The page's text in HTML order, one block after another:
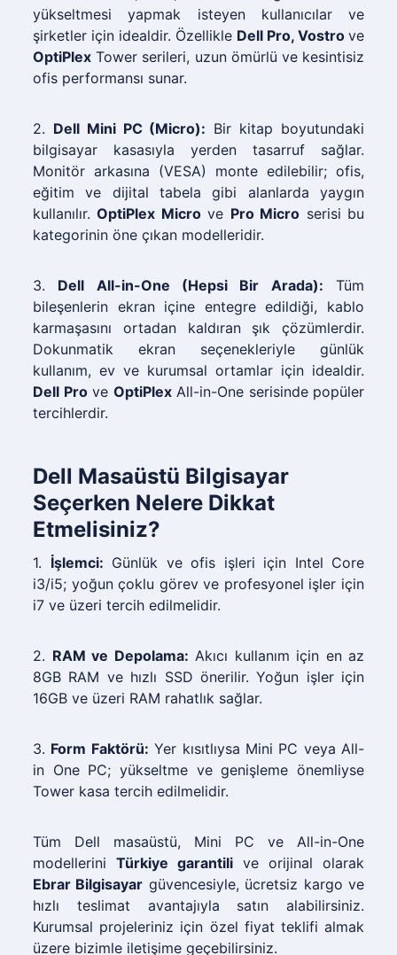
yükseltmesi yapmak isteyen kullanıcılar ve
şirketler için idealdir. Özellikle Dell Pro, Vostro ve
OptiPlex Tower serileri, uzun ömürlü ve kesintisiz
ofis performansı sunar.
2. Dell Mini PC (Micro): Bir kitap boyutundaki
bilgisayar kasasıyla yerden tasarruf sağlar.
Monitör arkasına (VESA) monte edilebilir; ofis,
eğitim ve dijital tabela gibi alanlarda yaygın
kullanılır.OptiPlex Microve Pro Micro serisi bu
kategorinin öne çıkan modelleridir.
3. Dell All-in-One (Hepsi Bir Arada): Tüm
bileşenlerin ekran içine entegre edildiği, kablo
karmaşasını ortadan kaldıran şık çözümlerdir.
Dokunmatik ekran seçenekleriyle günlük
kullanım, ev ve kurumsal ortamlar için idealdir.
Dell Prove OptiPlexAll-in-One serisinde popüler
tercihlerdir.
Dell Masaüstü Bilgisayar
Seçerken Nelere Dikkat
Etmelisiniz?
1. İşlemci: Günlük ve ofis işleri için Intel Core
i3/i5; yoğun çoklu görev ve profesyonel işler için
i7 ve üzeri tercih edilmelidir.
2. RAM ve Depolama: Akıcı kullanım için en az
8GB RAM ve hızlı SSD önerilir. Yoğun işler için
16GB ve üzeri RAM rahatlık sağlar.
3. Form Faktörü: Yer kısıtlıysa Mini PC veya All-
in One PC; yükseltme ve genişleme önemliyse
Tower kasa tercih edilmelidir.
Tüm Dell masaüstü, Mini PC ve All-in-One
modellerini Türkiye garantili ve orijinal olarak
Ebrar Bilgisayar güvencesiyle, ücretsiz kargo ve
hızlı teslimat avantajıyla satın alabilirsiniz.
Kurumsal projeleriniz için özel fiyat teklifi almak
üzere bizimle iletişime geçebilirsiniz.